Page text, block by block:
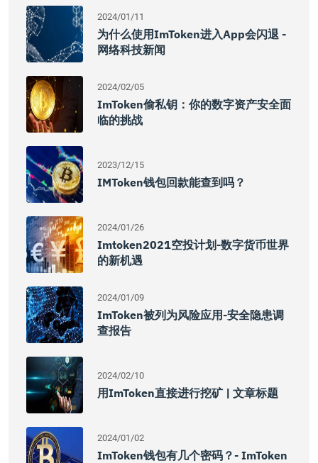
2024/01/11
为什么使用imToken进入app会闪退 -
网络科技新闻
2024/02/05
ImToken偷私钥：你的数字资产安全面
临的挑战
2023/12/15
IMToken钱包回款能查到吗？
2024/01/26
Imtoken2021空投计划-数字货币世界
的新机遇
2024/01/09
ImToken被列为风险应用-安全隐患调
查报告
2024/02/10
用imToken直接进行挖矿 | 文章标题
2024/01/02
ImToken钱包有几个密码？- ImToken